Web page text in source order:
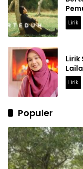
Lirik
Lirik
Lirik
Populer